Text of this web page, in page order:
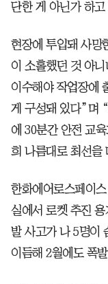
단한 게 아닌가 하
현장에 투입돼 사망
이 소홀했던 것 아
이수해야 작업장에
게 구성돼 있다”며
에 30분간 안전 교
희 나름대로 최선을
한화에어로스페이
실에서 로켓 추진
발 사고가 나 5명이
이듬해 2월에도 폭